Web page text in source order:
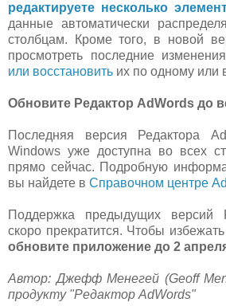
редактируете несколько
данные автоматически
столбцам. Кроме того, в новой
просмотреть последние
или восстановить их по одному или
Обновите Редактор AdWords до
Последняя версия Редактора
Windows уже доступна во всех
прямо сейчас. Подробную
вы найдете в Справочном центре
Поддержка предыдущих версий
скоро прекратится. Чтобы
обновите приложение до 2
Автор: Джефф Менегей (Geoff
продукту "Редактор AdWords"